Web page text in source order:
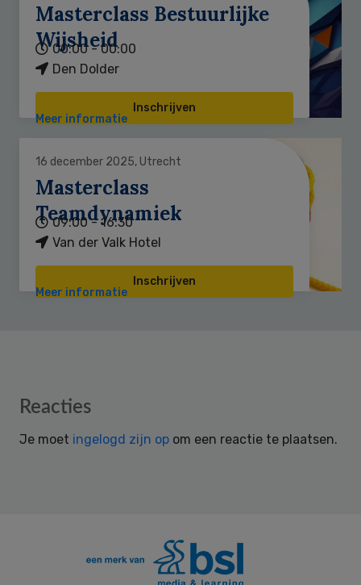
Masterclass Bestuurlijke
Wijsheid
00:00 - 00:00
Den Dolder
Inschrijven
Meer informatie
16 december 2025, Utrecht
Masterclass
Teamdynamiek
09:00 - 16:30
Van der Valk Hotel
Inschrijven
Meer informatie
Reader
Reacties
Je moet ingelogd zijn op om een reactie te plaatsen.